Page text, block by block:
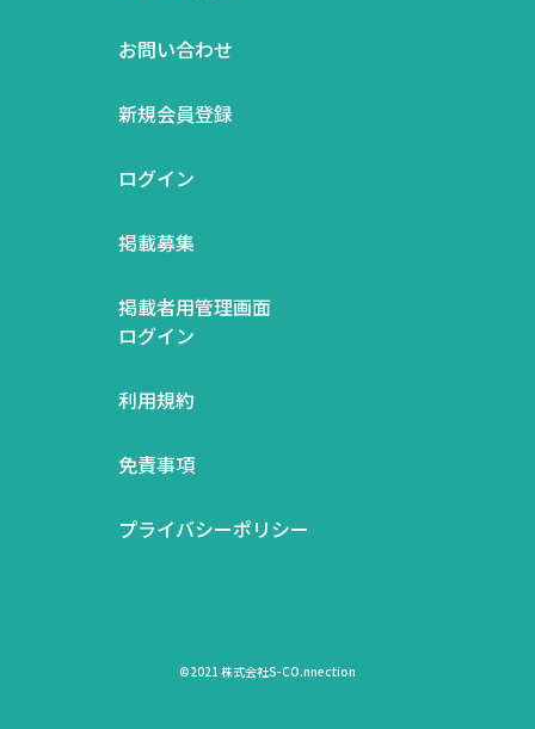
お問い合わせ
新規会員登録
ログイン
掲載募集
掲載者用管理画面
ログイン
利用規約
免責事項
プライバシーポリシー
©2021 株式会社S-CO.nnection